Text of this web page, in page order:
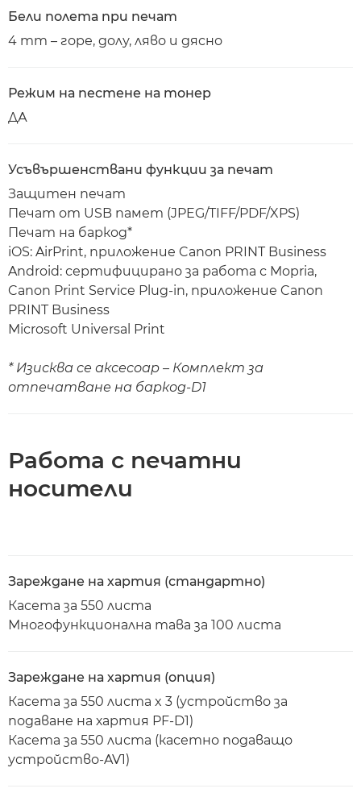
Бели полета при печат
4 mm – горе, долу, ляво и дясно
Режим на пестене на тонер
ДА
Усъвършенствани функции за печат
Защитен печат
Печат от USB памет (JPEG/TIFF/PDF/XPS)
Печат на баркод*
iOS: AirPrint, приложение Canon PRINT Business
Android: сертифицирано за работа с Mopria,
Canon Print Service Plug-in, приложение Canon
PRINT Business
Microsoft Universal Print
* Изисква се аксесоар – Комплект за
отпечатване на баркод-D1
Работа с печатни
носители
Зареждане на хартия (стандартно)
Касета за 550 листа
Многофункционална тава за 100 листа
Зареждане на хартия (опция)
Касета за 550 листа x 3 (устройство за
подаване на хартия PF-D1)
Касета за 550 листа (касетно подаващо
устройство-AV1)